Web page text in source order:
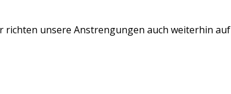
richten unsere Anstrengungen auch weiterhin auf